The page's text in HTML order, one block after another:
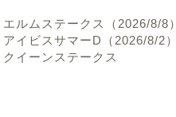
エルムステークス（2026/8/8）
アイビスサマーD（2026/8/2）
クイーンステークス